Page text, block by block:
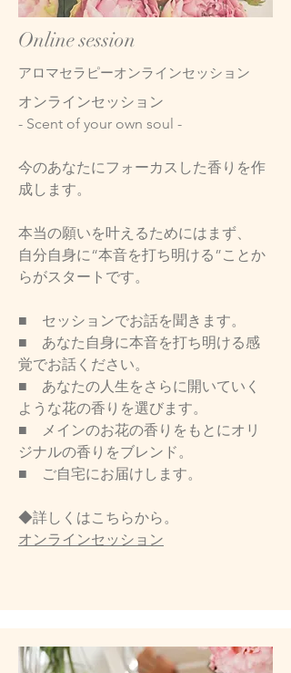
​Online session
アロマセラピーオンラインセッション
オンラインセッション
- Scent of your own soul -
今のあなたにフォーカスした香りを作
成します。
本当の願いを叶えるためにはまず、
自分自身に“本音を打ち明ける”ことか
らがスタートです。
■ セッションでお話を聞きます。
■ あなた自身に本音を打ち明ける感
覚でお話ください。
■ あなたの人生をさらに開いていく
ような花の香りを選びます。
■ メインのお花の香りをもとにオリ
ジナルの香りをブレンド。
■ ご自宅にお届けします。
◆詳しくはこちらから。
​オンラインセッション